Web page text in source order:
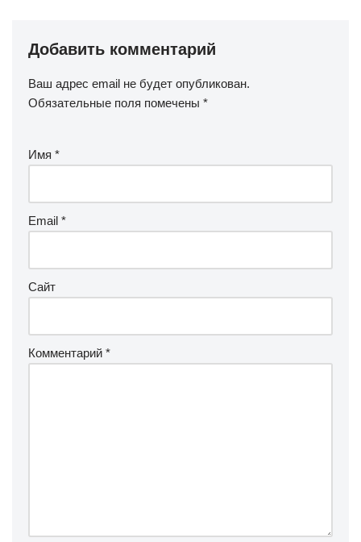
Добавить комментарий
Ваш адрес email не будет опубликован.
Обязательные поля помечены *
Имя *
Email *
Сайт
Комментарий *